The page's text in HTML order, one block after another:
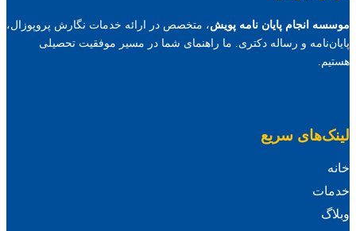
موسسه انجام پایان نامه پویش، متخصص در ارائه خدمات نگارش پروپوزال،
پایان‌نامه و رساله دکتری. ما راهنمای شما در مسیر موفقیت تحصیلی
هستیم.
لینک‌های سریع
خانه
خدمات
وبلاگ